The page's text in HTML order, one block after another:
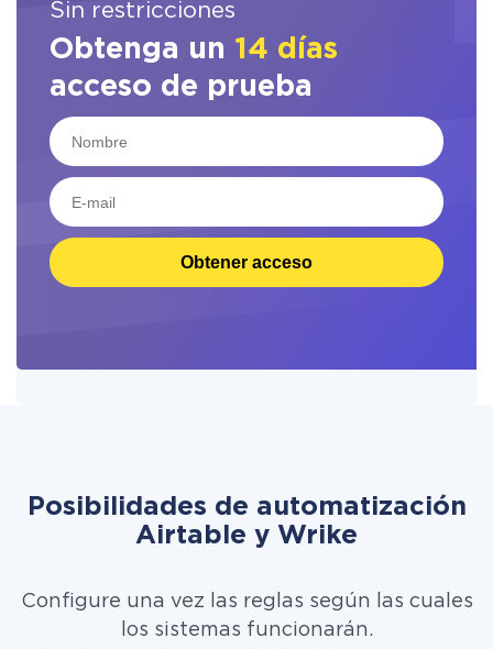
Sin restricciones
Obtenga un 14 días
acceso de prueba
Obtener acceso
Posibilidades de automatización
Airtable y Wrike
Configure una vez las reglas según las cuales
los sistemas funcionarán.